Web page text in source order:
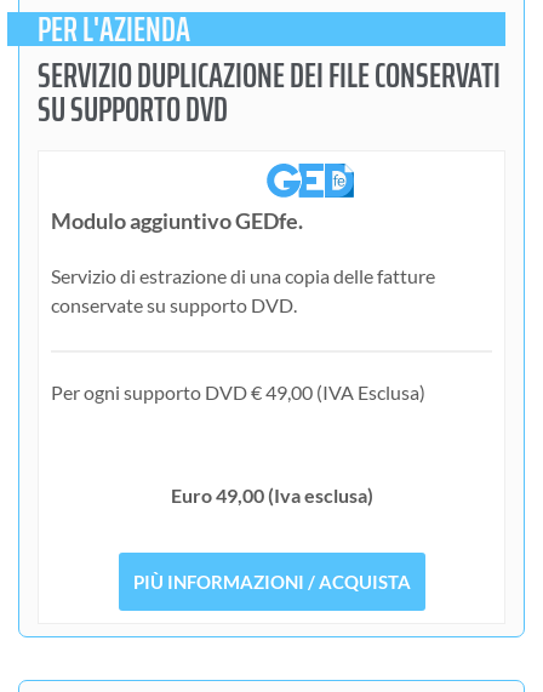
PER L'AZIENDA
SERVIZIO DUPLICAZIONE DEI FILE CONSERVATI
SU SUPPORTO DVD
Modulo aggiuntivo GEDfe.
Servizio di estrazione di una copia delle fatture
conservate su supporto DVD.
Per ogni supporto DVD € 49,00 (IVA Esclusa)
Euro 49,00 (Iva esclusa)
PIÙ INFORMAZIONI / ACQUISTA